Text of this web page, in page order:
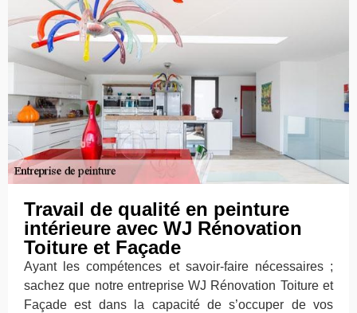
Travail de qualité en peinture
intérieure avec WJ Rénovation
Toiture et Façade
Ayant les compétences et savoir-faire nécessaires ;
sachez que notre entreprise WJ Rénovation Toiture et
Façade est dans la capacité de s’occuper de vos